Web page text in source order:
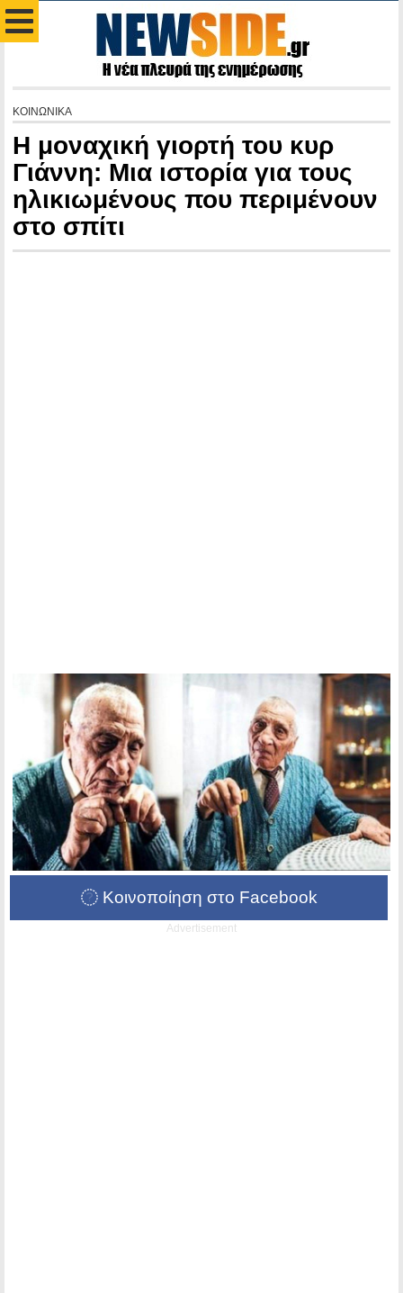
ΚΟΙΝΩΝΙΚΑ
Η μοναχική γιορτή του κυρ
Γιάννη: Μια ιστορία για τους
ηλικιωμένους που περιμένουν
στο σπίτι
Κοινοποίηση στο Facebook
Advertisement